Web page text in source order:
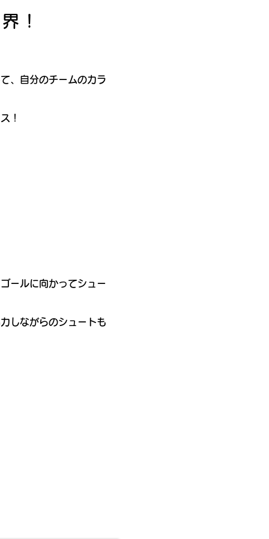
！
、自分のチームのカラ
！
ールに向かってシュー
しながらのシュートも